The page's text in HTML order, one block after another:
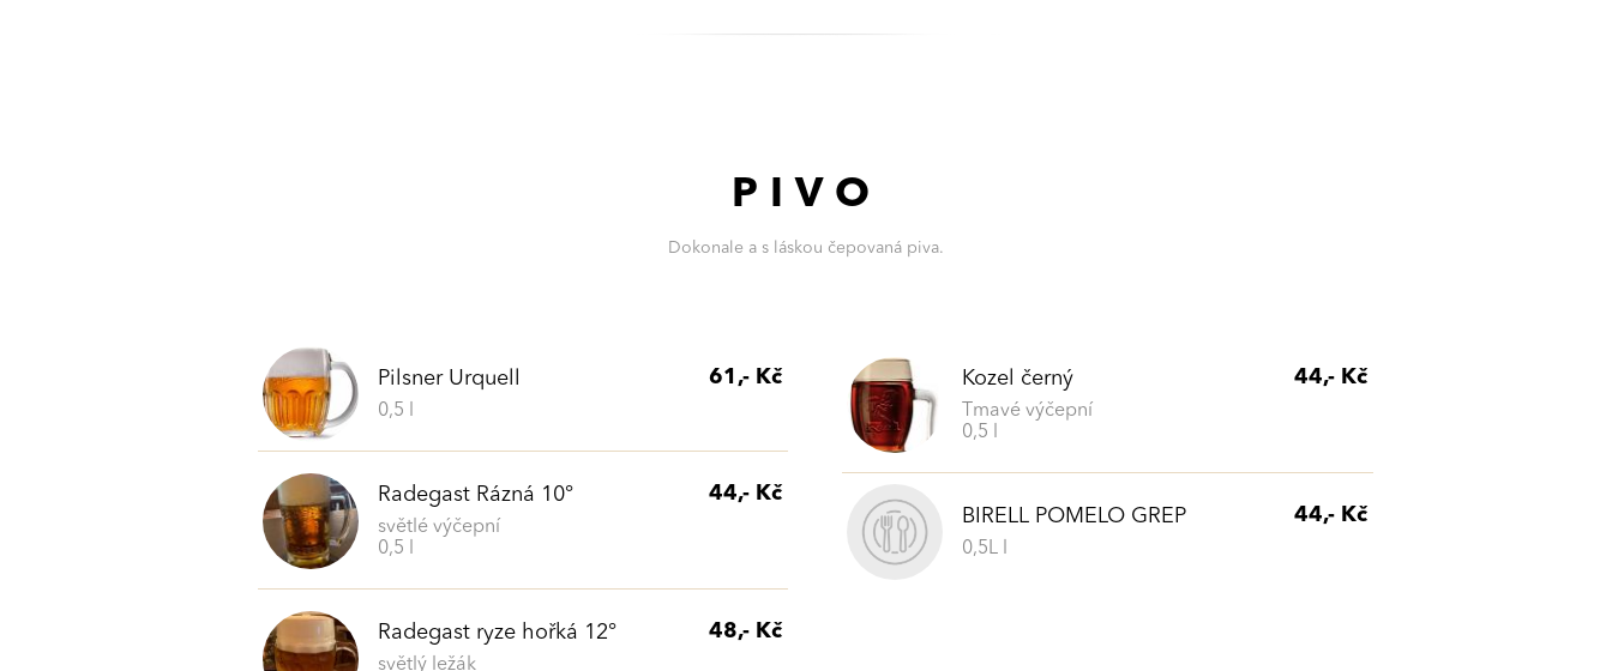
Dokonale a s láskou čepovaná piva.
PIVO
Pilsner Urquell
0,5 l
61,- Kč
Radegast Rázná 10°
světlé výčepní
0,5 l
44,- Kč
Radegast ryze hořká 12°
světlý ležák
48,- Kč
Kozel černý
Tmavé výčepní
0,5 l
44,- Kč
BIRELL POMELO GREP
0,5L l
44,- Kč